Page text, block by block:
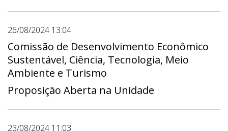
Gabinete do Deputado Iolando - Gab 21,
Gabinete da Deputada Jaqueline Silva - Gab
03, Gabinete do Deputado João Cardoso
Professor Auditor - Gab 06, Gabinete do
Deputado Jorge Vianna - Gab 01, Gabinete
do Deputado Martins Machado - Gab 10,
Gabinete do Deputado Robério Negreiros -
Gab 19, Gabinete do Deputado Roosevelt -
26/08/2024 13:04
Comissão de Desenvolvimento Econômico
Sustentável, Ciência, Tecnologia, Meio
Ambiente e Turismo
Proposição Aberta na Unidade
23/08/2024 11:03